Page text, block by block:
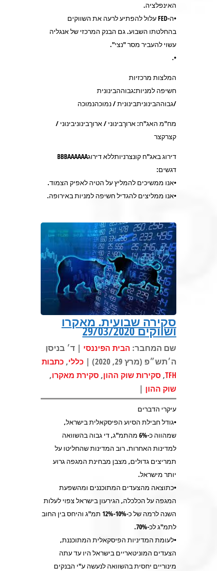
האינפלציה.
•ה-FED עלול להפתיע לרעה את השווקים
בהחלטתו השבוע. גם הבנק המרכזי של אנגליה
עשוי להעביר מסר "נצי".
•.
המלצות מרכזיות
חשיפה למניות:גבוההבינונית
/גבוההבינוניתבינונית / נמוכהנמוכה
מח"מ האג"ח: ארוךבינוני / ארוךבינוניבינוני /
קצרקצר
דירוג באג"ח קונצרניותללא דירוגBBBAAAAAA
דגשים:
•אנו ממשיכים להמליץ על הטיה לאפיק הצמוד.
•אנו ממליצים להגדיל חשיפה למניות באירופה.
סקירה שבועית. מאקרו
ושווקים 29/03/2020
שם המחבר: הבית הפיננסי | ד׳ בניסן
ה׳תש״פ (מרץ 29, 2020) |
כללי, כתבות
TFH
, סקירות שוק ההון, סקירת מאקרו,
שוק ההון |
עיקרי הדברים
•גודל חבילת הסיוע הפיסקאלית בישראל,
שמהווה כ-6% מהתמ"ג, די גבוה בהשוואה
למדינות האחרות. רוב המדינות שהחליטו על
תמריצים גדולים, מצבן מבחינת המגפה גרוע
יותר מישראל.
•כתוצאה מהצעדים המתוכננים ומהשפעת
המגפה על הכלכלה, הגירעון בישראל צפוי לעלות
השנה לרמה של כ-10%-12% תמ"ג והיחס בין החוב
לתמ"ג לכ-70%.
•לעומת המדיניות הפיסקאלית המתוכננת,
הצעדים המוניטאריים בישראל היו עד עתה
מינוריים יחסית בהשוואה לנעשה ע"י הבנקים